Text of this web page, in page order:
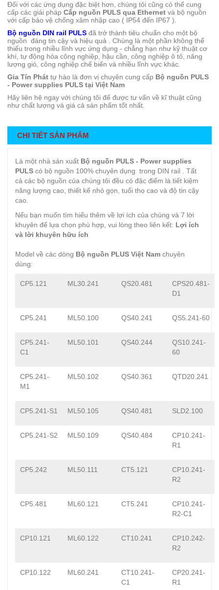
Đối với các ứng dụng đặc biệt hơn, chúng tôi cũng có thể cung
cấp các giải pháp Cấp nguồn PULS qua Ethernet và bộ nguồn
với cấp bảo vệ chống xâm nhập cao ( IP54 đến IP67 ).
Bộ nguồn DIN rail PULS đã trở thành tiêu chuẩn cho một bộ
nguồn đáng tin cậy và hiệu quả . Chúng là một phần không thể
thiếu trong nhiều lĩnh vực ứng dụng - chẳng hạn như kỹ thuật cơ
khí, tự động hóa công nghiệp, hậu cần, công nghiệp ô tô, năng
lượng gió, công nghiệp chế biến và nhiều lĩnh vực khác.
Gia Tín Phát tự hào là đơn vị chuyên cung cấp Bộ nguồn PULS
- Power supplies PULS tại Việt Nam
Hãy liên hệ ngay với chúng tôi để được tư vấn về kĩ thuật cũng
như chất lượng và giá cả sản phẩm tốt nhất.
CHI TIẾT SẢN PHẨM
Là một nhà sản xuất Bộ nguồn PULS - Power supplies
PULS có bộ nguồn 100% chuyên dụng trong DIN rail . Tất
cả các bộ nguồn của chúng tôi đều có đặc điểm là tiết kiệm
năng lượng cao, thiết kế nhỏ gọn, tuổi thọ cao và độ tin cậy
cao.
Nếu bạn muốn tìm hiểu thêm về lợi ích của chúng và 7 lời
khuyên để lựa chọn phù hợp, vui lòng theo liên kết: Lợi ích
và lời khuyên hữu ích
Model về các dòng Bộ nguồn PLUS Việt Nam chuyên
dùng:
CP5.121 ML30.241 QS20.481
CPS20.481-
D1
CP5.241 ML50.100 QS40.241 QS5.241-60
CP5.241-
C1
ML50.101 QS40.244
QS10.241-
60
CP5.241-
M1
ML50.102 QS40.361 QTD20.241
CP5.241-S1 ML50.105 QS40.481 SLD2.100
CP5.241-S2 ML50.109 QS40.484
CP10.241-
R1
CP5.242 ML50.111 CT5.121
CP10.241-
R2
CP5.481 ML60.121 CT5.241
CP10.241-
R2-C1
CP10.121 ML60.122 CT10.241
CP10.242-
R2
CP10.122 ML60.241
CT10.241-
C1
CP20.241-
R1